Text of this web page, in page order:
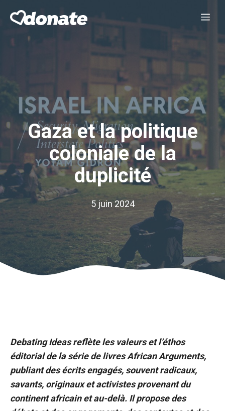
contenu
Gaza et la politique
coloniale de la
duplicité
5 juin 2024
Debating Ideas reflète les valeurs et l’éthos
éditorial de la série de livres African Arguments,
publiant des écrits engagés, souvent radicaux,
savants, originaux et activistes provenant du
continent africain et au-delà. Il propose des